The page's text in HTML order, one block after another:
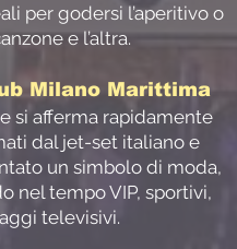
per godersi l’aperitivo o
e l’altra.
Milano Marittima
si afferma rapidamente
dal jet-set italiano e
un simbolo di moda,
nel tempo VIP, sportivi,
televisivi.